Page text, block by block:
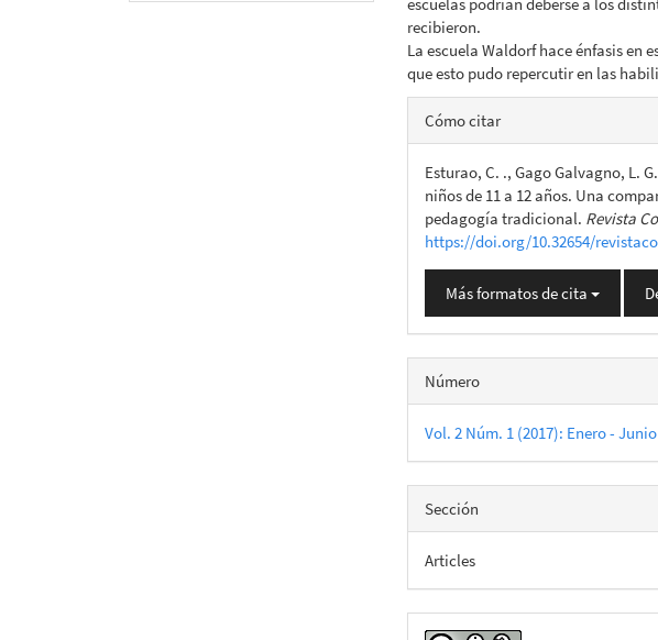
recibieron.
La escuela Waldorf hace énfasis
que esto pudo repercutir en las
Detalles
del
artículo
Cómo citar
Esturao, C. ., Gago Galvagno, L.
niños de 11 a 12 años. Una
pedagogía tradicional. Revista
https://doi.org/10.32654/
Más formatos de cita
Número
Vol. 2 Núm. 1 (2017): Enero - Junio
Sección
Articles